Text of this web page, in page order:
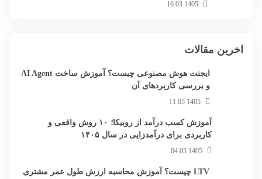
اخرین مقالات
ایجنت هوش مصنوعی چیست؟ آموزش ساخت AI Agent
و بررسی کاربردهای آن
1405 05 11
آموزش کسب درآمد از روبیکا؛ ۱۰ روش واقعی و
کاربردی برای درآمدزایی در سال ۱۴۰۵
1405 05 04
LTV چیست؟ آموزش محاسبه ارزش طول عمر مشتری
1405 03 16